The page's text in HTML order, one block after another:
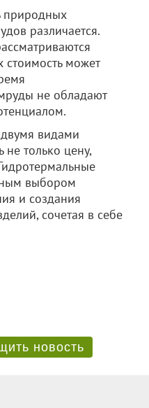
природных
различается.
стоимость может
не обладают
видами
не только цену,
выбором
и создания
сочетая в себе
новость